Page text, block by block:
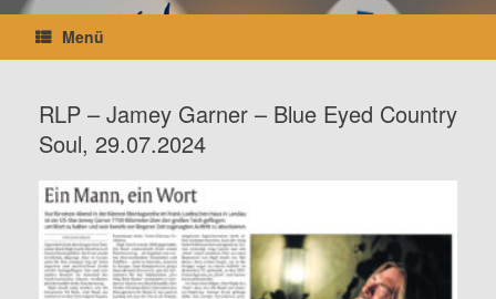
Menü
RLP – Jamey Garner – Blue Eyed Country
Soul, 29.07.2024